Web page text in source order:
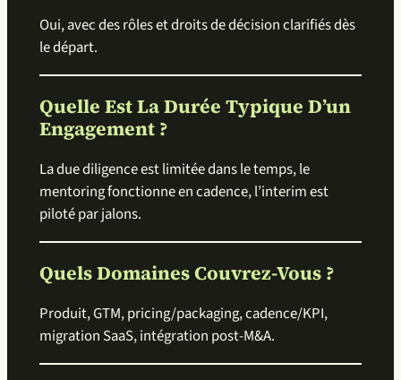
Oui, avec des rôles et droits de décision clarifiés dès
le départ.
Quelle Est La Durée Typique D’un
Engagement ?
La due diligence est limitée dans le temps, le
mentoring fonctionne en cadence, l’interim est
piloté par jalons.
Quels Domaines Couvrez-Vous ?
Produit, GTM, pricing/packaging, cadence/KPI,
migration SaaS, intégration post-M&A.